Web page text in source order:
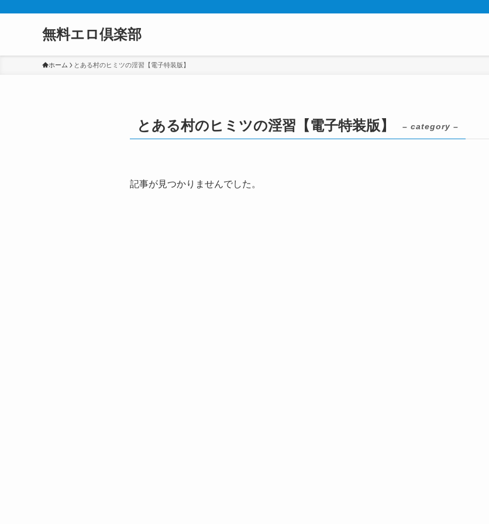
無料エロ倶楽部
ホーム とある村のヒミツの淫習【電子特装版】
とある村のヒミツの淫習【電子特装版】 – category –
記事が見つかりませんでした。